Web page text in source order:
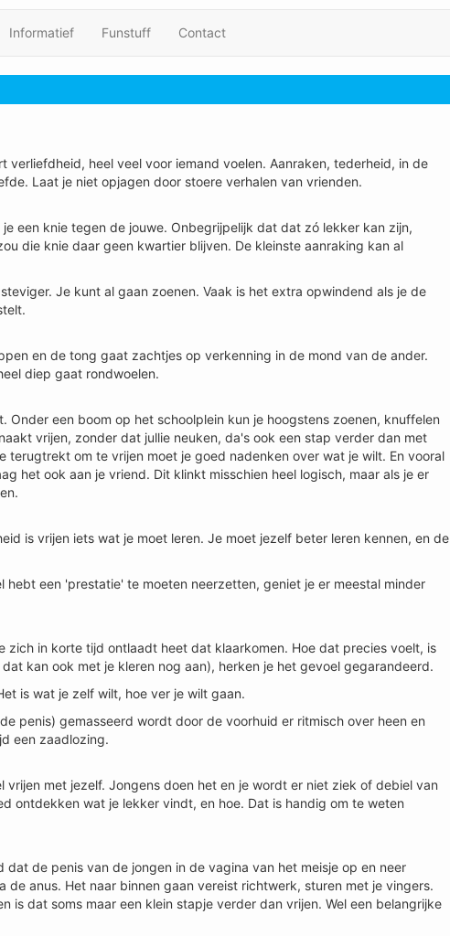
Informatief Funstuff Contact
heel veel voor iemand voelen. Aanraken, tederheid, in de
Laat je niet opjagen door stoere verhalen van vrienden.
een knie tegen de jouwe. Onbegrijpelijk dat dat zó lekker kan zijn,
die knie daar geen kwartier blijven. De kleinste aanraking kan al
Je kunt al gaan zoenen. Vaak is het extra opwindend als je de
en de tong gaat zachtjes op verkenning in de mond van de ander.
diep gaat rondwoelen.
een boom op het schoolplein kun je hoogstens zoenen, knuffelen
vrijen, zonder dat jullie neuken, da's ook een stap verder dan met
terugtrekt om te vrijen moet je goed nadenken over wat je wilt. En vooral
het ook aan je vriend. Dit klinkt misschien heel logisch, maar als je er
is vrijen iets wat je moet leren. Je moet jezelf beter leren kennen, en de
een 'prestatie' te moeten neerzetten, geniet je er meestal minder
zich in korte tijd ontlaadt heet dat klaarkomen. Hoe dat precies voelt, is
kan ook met je kleren nog aan), herken je het gevoel gegarandeerd.
is wat je zelf wilt, hoe ver je wilt gaan.
penis) gemasseerd wordt door de voorhuid er ritmisch over heen en
een zaadlozing.
met jezelf. Jongens doen het en je wordt er niet ziek of debiel van
ontdekken wat je lekker vindt, en hoe. Dat is handig om te weten
de penis van de jongen in de vagina van het meisje op en neer
anus. Het naar binnen gaan vereist richtwerk, sturen met je vingers.
is dat soms maar een klein stapje verder dan vrijen. Wel een belangrijke